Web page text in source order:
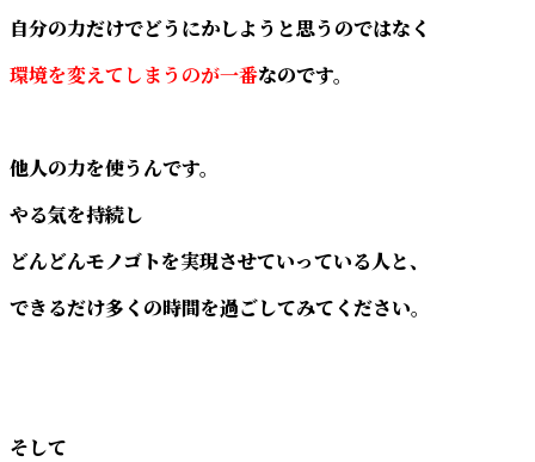
自分の力だけでどうにかしようと思うのではなく
環境を変えてしまうのが一番なのです。
他人の力を使うんです。
やる気を持続し
どんどんモノゴトを実現させていっている人と、
できるだけ多くの時間を過ごしてみてください。
そして